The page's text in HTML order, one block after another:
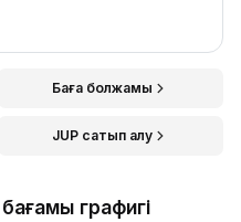
Баға болжамы
JUP сатып алу
графигі